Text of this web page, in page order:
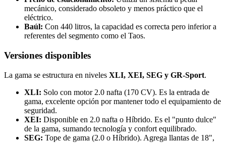
mecánico, considerado obsoleto y menos práctico que el
eléctrico.
Baúl: Con 440 litros, la capacidad es correcta pero inferior a
referentes del segmento como el Taos.
Versiones disponibles
La gama se estructura en niveles XLI, XEI, SEG y GR-Sport.
XLI: Solo con motor 2.0 nafta (170 CV). Es la entrada de
gama, excelente opción por mantener todo el equipamiento de
seguridad.
XEI: Disponible en 2.0 nafta o Híbrido. Es el "punto dulce"
de la gama, sumando tecnología y confort equilibrado.
SEG: Tope de gama (2.0 o Híbrido). Agrega llantas de 18",